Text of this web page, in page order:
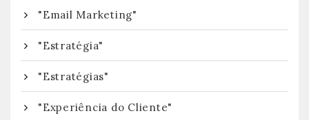
"Email Marketing"
"Estratégia"
"Estratégias"
"Experiência do Cliente"